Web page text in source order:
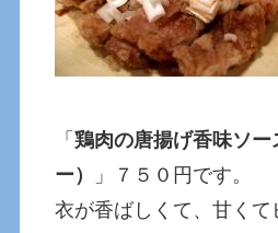
「鶏肉の唐揚げ香味ソ
ー）
」７５０円です。
衣が香ばしくて、甘くて